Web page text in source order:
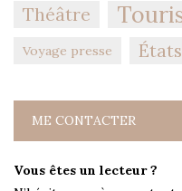
Théâtre
Voyage presse
ME CONTACTER
Vous êtes un lecteur ?